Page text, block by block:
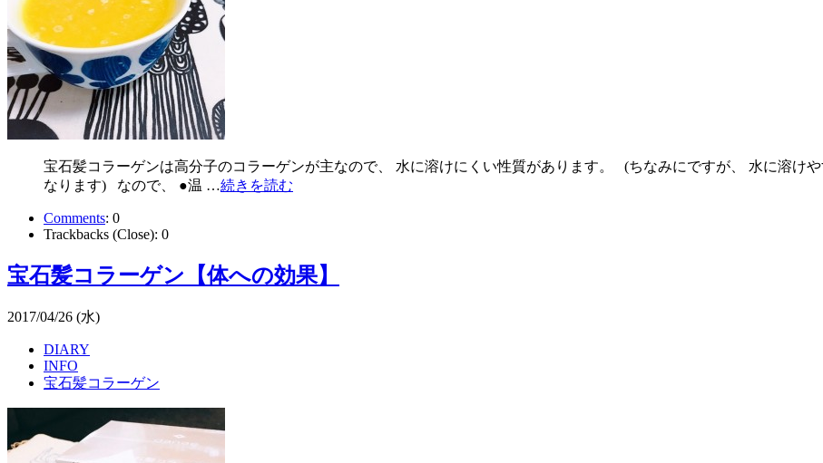
宝石髪コラーゲンは高分子のコラーゲンが主なので、 水に溶けにくい性質があります。 (ちなみにですが、 水に溶け
なります) なので、 ●温 …続きを読む
Comments: 0
Trackbacks (Close): 0
宝石髪コラーゲン【体への効果】
2017/04/26 (水)
DIARY
INFO
宝石髪コラーゲン